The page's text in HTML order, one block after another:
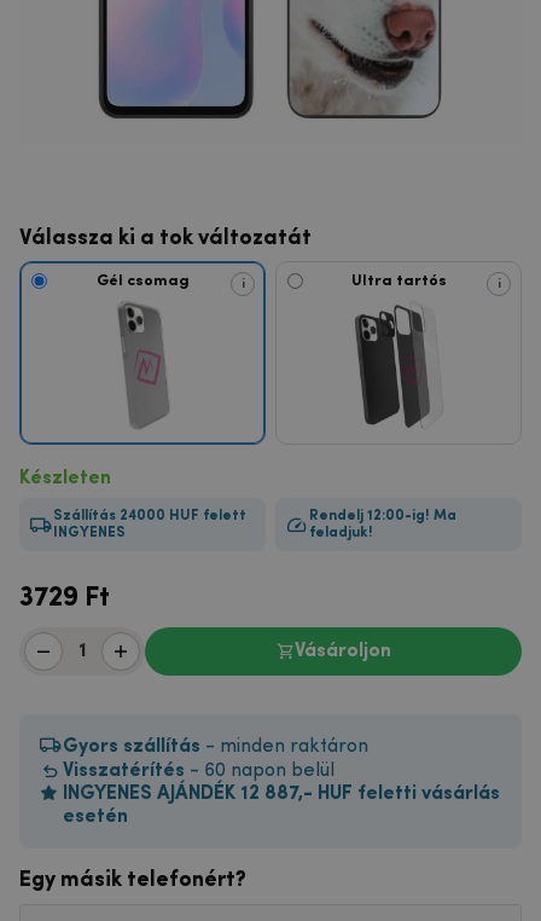
Válassza ki a tok változatát
Gél csomag i Ultra tartós i
Készleten
Szállítás 24000 HUF felett
INGYENES
Rendelj 12:00-ig! Ma
feladjuk!
3729 Ft
Vásároljon
Gyors szállítás - minden raktáron
Visszatérítés - 60 napon belül
INGYENES AJÁNDÉK 12 887,- HUF feletti vásárlás
esetén
Egy másik telefonért?